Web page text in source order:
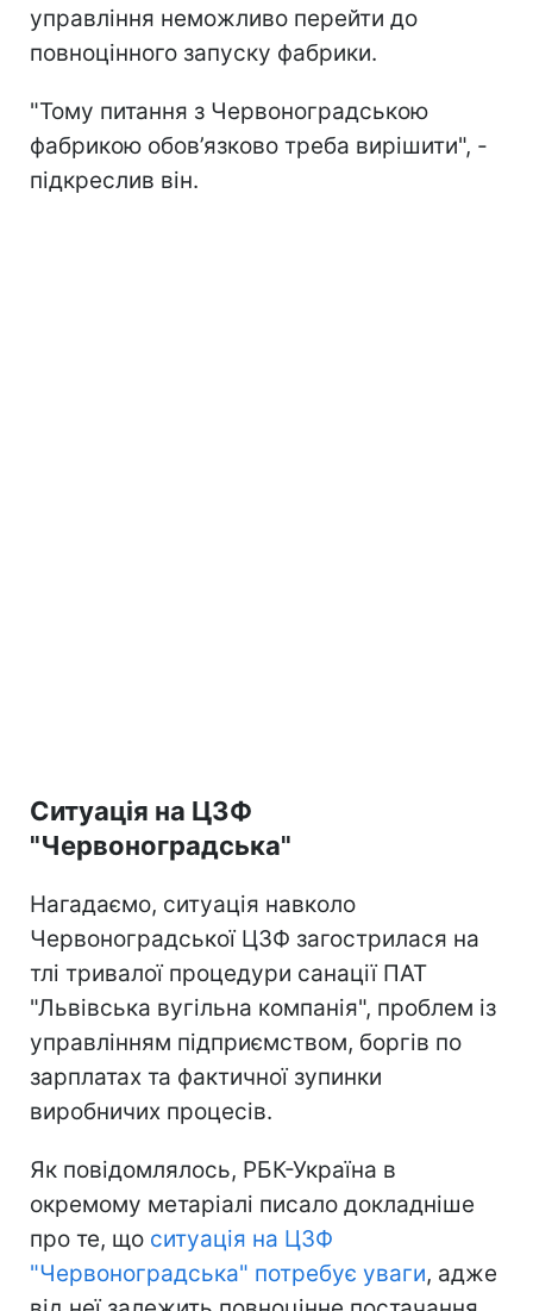
управління неможливо перейти до
повноцінного запуску фабрики.
"Тому питання з Червоноградською
фабрикою обов’язково треба вирішити", -
підкреслив він.
Ситуація на ЦЗФ
"Червоноградська"
Нагадаємо, ситуація навколо
Червоноградської ЦЗФ загострилася на
тлі тривалої процедури санації ПАТ
"Львівська вугільна компанія", проблем із
управлінням підприємством, боргів по
зарплатах та фактичної зупинки
виробничих процесів.
Як повідомлялось, РБК-Україна в
окремому метаріалі писало докладніше
про те, що ситуація на ЦЗФ
"Червоноградська" потребує уваги, адже